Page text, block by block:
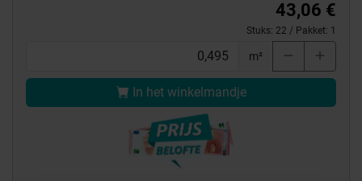
43,06 €
Stuks: 22 / Pakket: 1
m²
In het winkelmandje